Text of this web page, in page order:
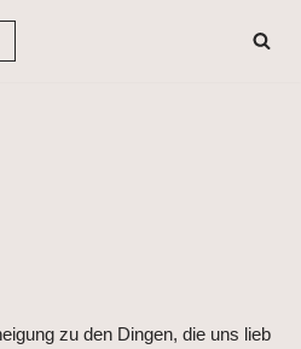
zu den Dingen, die uns lieb